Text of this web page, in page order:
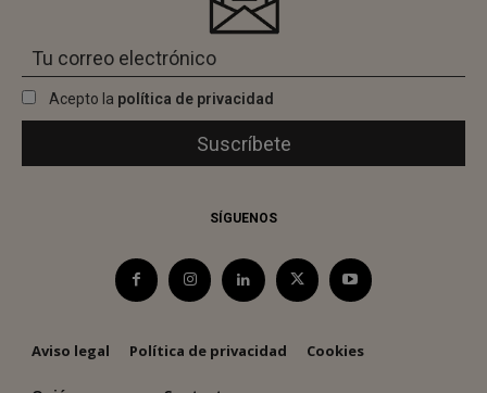
Acepto la política de privacidad
SÍGUENOS
Aviso legal Política de privacidad Cookies